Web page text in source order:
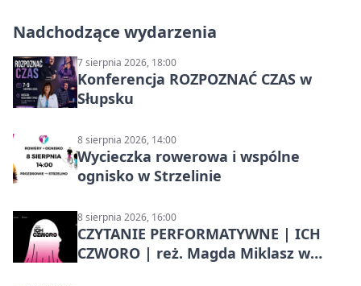
Nadchodzące wydarzenia
7 sierpnia 2026, 18:00
Konferencja ROZPOZNAĆ CZAS w
Słupsku
8 sierpnia 2026, 14:00
Wycieczka rowerowa i wspólne
ognisko w Strzelinie
8 sierpnia 2026, 16:00
CZYTANIE PERFORMATYWNE | ICH
CZWORO | reż. Magda Miklasz w